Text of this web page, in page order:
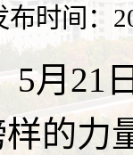
布时间：
5月21
的力